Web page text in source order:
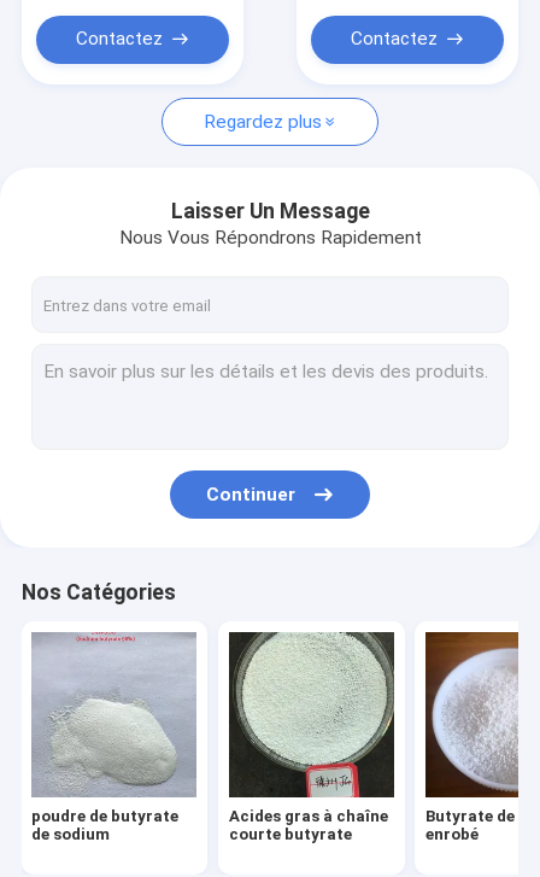
Nouvelles
Demandez un devis
poudre de butyrate de sodium
Acides gras à chaîne courte butyrate
Acide gras à chaîne courte au butyrate
Poudre d'huile de MCT
Oméga 3 acides gras en poudre
tributyrine
Contactez Contactez
Regardez plus
Laisser Un Message
Nous Vous Répondrons Rapidement
Continuer
Nos Catégories
poudre de butyrate
de sodium
Acides gras à chaîne
courte butyrate
Butyrate de
enrobé